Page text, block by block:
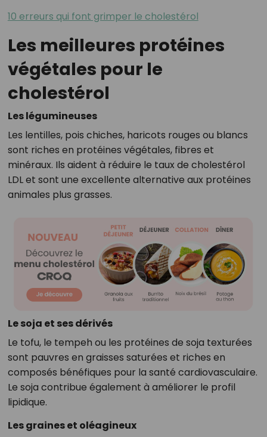
10 erreurs qui font grimper le cholestérol
Les meilleures protéines
végétales pour le
cholestérol
Les légumineuses
Les lentilles, pois chiches, haricots rouges ou blancs
sont riches en protéines végétales, fibres et
minéraux. Ils aident à réduire le taux de cholestérol
LDL et sont une excellente alternative aux protéines
animales plus grasses.
Le soja et ses dérivés
Le tofu, le tempeh ou les protéines de soja texturées
sont pauvres en graisses saturées et riches en
composés bénéfiques pour la santé cardiovasculaire.
Le soja contribue également à améliorer le profil
lipidique.
Les graines et oléagineux